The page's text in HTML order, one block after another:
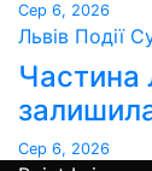
Сер 6, 2026
Львів Події
Частина
Сер 6, 2026